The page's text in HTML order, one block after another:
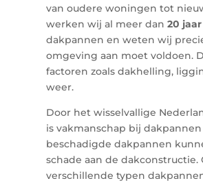
van oudere woningen tot
werken wij al meer dan20
dakpannen en weten wij
omgeving aan moet voldoen.
factoren zoals dakhelling,
weer.
Door het wisselvallige
is vakmanschap bij
beschadigde dakpannen
schade aan de
verschillende typen